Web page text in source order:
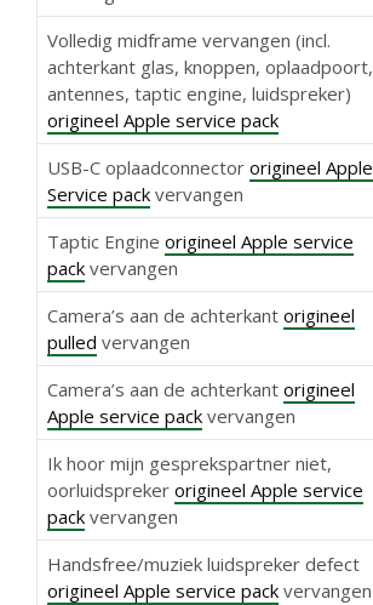
‭‭‭Volledig midframe vervangen (incl.
achterkant glas, knoppen, oplaadpoort,
antennes, taptic engine, luidspreker)
origineel Apple service pack
USB-C oplaadconnector origineel Apple
Service pack vervangen
Taptic Engine origineel Apple service
pack vervangen
Camera’s aan de achterkant origineel
pulled vervangen
Camera’s aan de achterkant origineel
Apple service pack vervangen
Ik hoor mijn gesprekspartner niet,
oorluidspreker origineel Apple service
pack vervangen
Handsfree/muziek luidspreker defect
origineel Apple service pack vervangen